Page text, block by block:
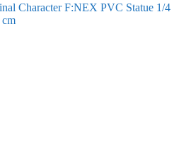
Character F:NEX PVC Statue 1/4
cm